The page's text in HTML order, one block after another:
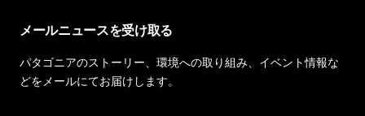
メールニュースを受け取る
パタゴニアのストーリー、環境への取り組み、イベント情報な
どをメールにてお届けします。